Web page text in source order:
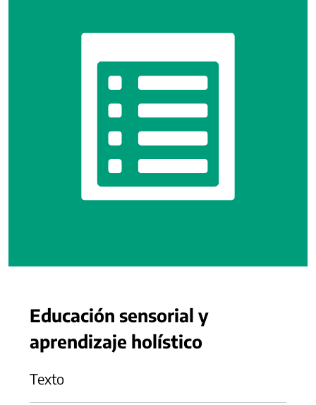
Educación sensorial y
aprendizaje holístico
Texto